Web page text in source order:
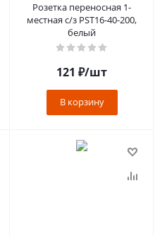
Розетка переносная 1-
местная с/з PST16-40-200,
белый
121 ₽/шт
В корзину